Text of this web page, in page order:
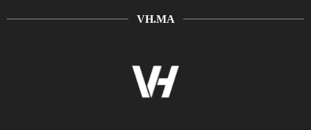
VH.MA